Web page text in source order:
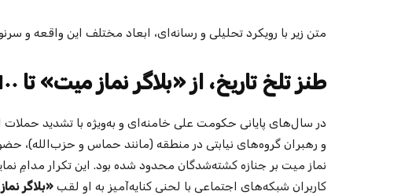
متن زیر با رویکرد تحلیلی و رسانه‌ای، ابعاد مختلف این واقعه و
طنز تلخ تاریخ، از «بلاگر نماز میت» تا ۱۰۰ روز
در سال‌های پایانی حکومت علی خامنه‌ای و به‌ویژه با تشدید حملات
و رهبران گروه‌های نیابتی در منطقه (مانند حماس و حزب‌الله)،
نماز میت بر جنازه کشته‌شدگان محدود شده بود. این تکرار مدامِ
کاربران شبکه‌های اجتماعی با لحنی کنایه‌آمیز به او لقب «بلاگر